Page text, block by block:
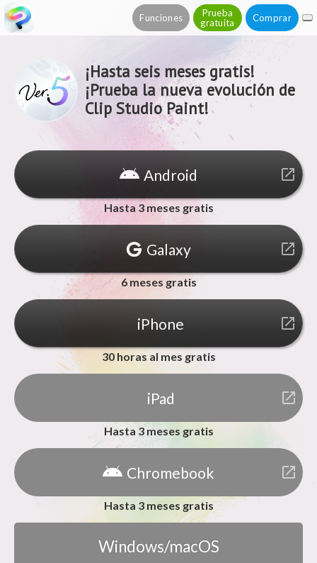
Funciones
Prueba
gratuita
Comprar
¡Hasta seis meses gratis!
¡Prueba la nueva evolución de
Clip Studio Paint!
Galaxy launch
6 meses gratis
iPad launch
Hasta 3 meses gratis
iPhone launch
30 horas al mes gratis
Android launch
Hasta 3 meses gratis
Chromebook launch
Hasta 3 meses gratis
Windows/macOS